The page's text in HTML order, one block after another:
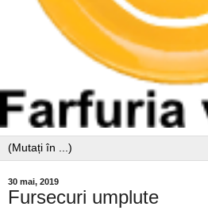
30 mai, 2019
Fursecuri umplute